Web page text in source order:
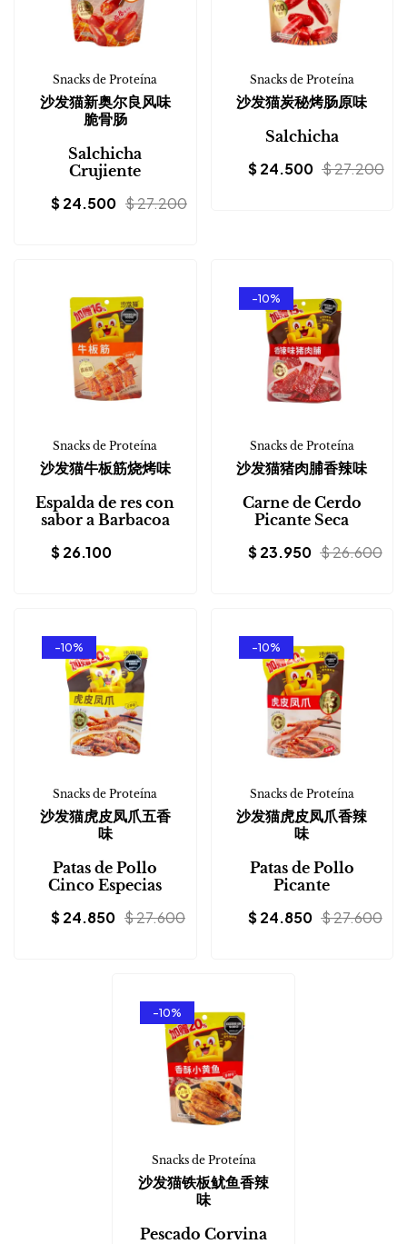
Snacks de Proteína
沙发猫新奥尔良风味
脆骨肠
Salchicha
Crujiente
$27.200
$24.500
Snacks de Proteína
沙发猫炭秘烤肠原味
Salchicha
$27.200
$24.500
Snacks de Proteína
沙发猫牛板筋烧烤味
Espalda de res con
sabor a Barbacoa
$26.100
-10%
Snacks de Proteína
沙发猫猪肉脯香辣味
Carne de Cerdo
Picante Seca
$26.600
$23.950
-10%
Snacks de Proteína
沙发猫虎皮凤爪五香
味
Patas de Pollo
Cinco Especias
$27.600
$24.850
-10%
Snacks de Proteína
沙发猫虎皮凤爪香辣
味
Patas de Pollo
Picante
$27.600
$24.850
-10%
Snacks de Proteína
沙发猫铁板鱿鱼香辣
味
Pescado Corvina